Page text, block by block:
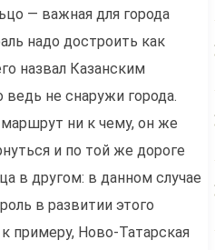
— важная для города
надо достроить как
назвал Казанским
не снаружи города.
ни к чему, он же
и по той же дороге
в другом: в данном случае
в развитии этого
примеру, Ново-Татарская